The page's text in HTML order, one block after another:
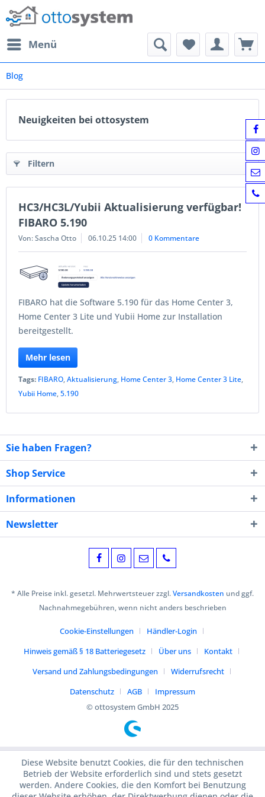
Menü
Blog
Neuigkeiten bei ottosystem
Filtern
HC3/HC3L/Yubii Aktualisierung verfügbar!
FIBARO 5.190
Von: Sascha Otto 06.10.25 14:00 0 Kommentare
FIBARO hat die Software 5.190 für das Home Center 3,
Home Center 3 Lite und Yubii Home zur Installation
bereitgestellt.
Mehr lesen
Tags: FIBARO,Aktualisierung, Home Center 3, Home Center 3 Lite,
Yubii Home,5.190
Sie haben Fragen?
Shop Service
Informationen
Newsletter
* Alle Preise inkl. gesetzl. Mehrwertsteuer zzgl.Versandkosten und ggf.
Nachnahmegebühren, wenn nicht anders beschrieben
Cookie-Einstellungen
Händler-Login
Hinweis gemäß § 18 Batteriegesetz
Über uns
Kontakt
Versand und Zahlungsbedingungen
Widerrufsrecht
Datenschutz
AGB
Impressum
© ottosystem GmbH 2025
Diese Website benutzt Cookies, die für den technischen
Betrieb der Website erforderlich sind und stets gesetzt
werden. Andere Cookies, die den Komfort bei Benutzung